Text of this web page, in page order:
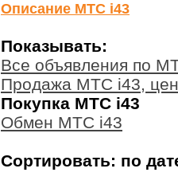
Описание МТС i43
Показывать:
Все объявления по
Продажа МТС i43,
Покупка МТС i43
Обмен МТС i43
Сортировать: по